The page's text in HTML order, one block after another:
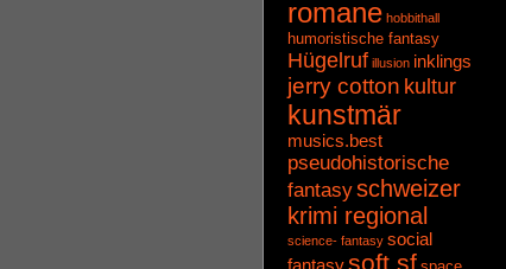
romane hobbithall
humoristische fantasy
Hügelruf illusion inklings
jerry cotton kultur
kunstmär
musics.best
pseudohistorische
fantasyschweizer
krimi regional
science- fantasy social
soft sf